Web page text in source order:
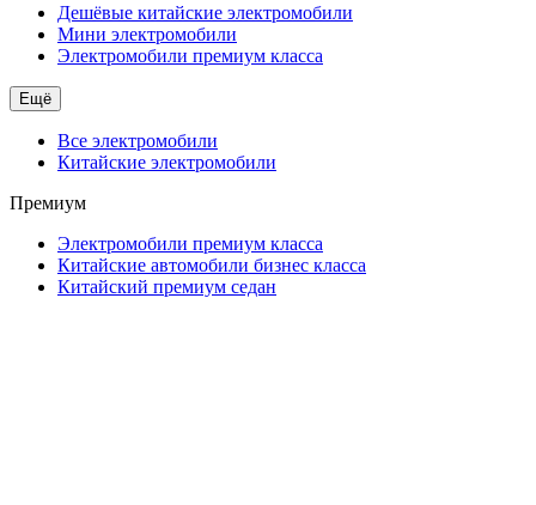
Дешёвые китайские электромобили
Мини электромобили
Электромобили премиум класса
Ещё
Все электромобили
Китайские электромобили
Премиум
Электромобили премиум класса
Китайские автомобили бизнес класса
Китайский премиум седан